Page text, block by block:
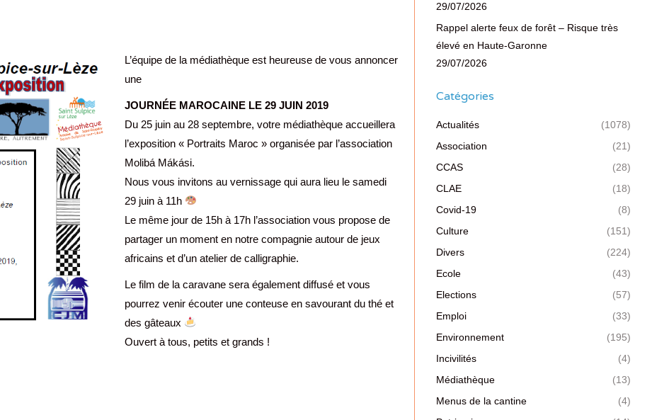
L’équipe de la médiathèque est heureuse de vous annoncer
une
JOURNÉE MAROCAINE LE 29 JUIN 2019
Du 25 juin au 28 septembre, votre médiathèque accueillera
l’exposition « Portraits Maroc » organisée par l’association
Molibá Mákási.
Nous vous invitons au vernissage qui aura lieu le samedi
29 juin à 11h
Le même jour de 15h à 17h l’association vous propose de
partager un moment en notre compagnie autour de jeux
africains et d’un atelier de calligraphie.
Le film de la caravane sera également diffusé et vous
pourrez venir écouter une conteuse en savourant du thé et
des gâteaux
Ouvert à tous, petits et grands !
29/07/2026
Rappel alerte feux de forêt – Risque très
élevé en Haute-Garonne
29/07/2026
Catégories
Actualités
(1078)
Association
(21)
CCAS
(28)
CLAE
(18)
Covid-19
(8)
Culture
(151)
Divers
(224)
Ecole
(43)
Elections
(57)
Emploi
(33)
Environnement
(195)
Incivilités
(4)
Médiathèque
(13)
Menus de la cantine
(4)